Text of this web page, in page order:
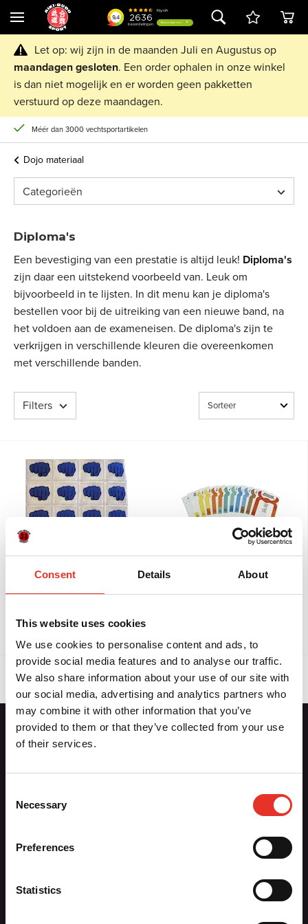
Consent Details About
This website uses cookies
We use cookies to personalise content and ads, to
provide social media features and to analyse our traffic.
We also share information about your use of our site with
our social media, advertising and analytics partners who
may combine it with other information that you’ve
provided to them or that they’ve collected from your use
of their services.
Selection
Necessary
Preferences
Statistics
Let op: wij zijn in de maanden Juli en Augustus op
maandagengesloten. Een order ophalen in onze winkel
is dan niet mogelijk en er worden geen pakketten
verstuurd op deze maandagen.
Méér dan 3000 vechtsportartikelen
Dojo materiaal
Categorieën
Diploma's
Een bevestiging van een prestatie is altijd leuk! Diploma's
zijn daar een uitstekend voorbeeld van. Leuk om
bijvoorbeeld in te lijsten. In dit menu kan je diploma's
bestellen voor bij de uitreiking van een nieuwe band, na
het voldoen aan de exameneisen. De diploma's zijn te
verkrijgen in verschillende kleuren die overeenkomen
met verschillende banden.
Filters
Ronin Graduatie vuistjes
€ 15,95
Bekijk
Ronin Budo diploma met
ingekleurde band
€ 1,00